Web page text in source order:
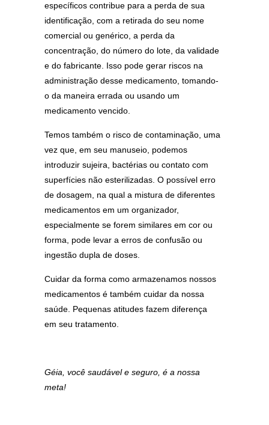
específicos contribue para a perda de sua
identificação, com a retirada do seu nome
comercial ou genérico, a perda da
concentração, do número do lote, da validade
e do fabricante. Isso pode gerar riscos na
administração desse medicamento, tomando-
o da maneira errada ou usando um
medicamento vencido.
Temos também o risco de contaminação, uma
vez que, em seu manuseio, podemos
introduzir sujeira, bactérias ou contato com
superfícies não esterilizadas. O possível erro
de dosagem, na qual a mistura de diferentes
medicamentos em um organizador,
especialmente se forem similares em cor ou
forma, pode levar a erros de confusão ou
ingestão dupla de doses.
Cuidar da forma como armazenamos nossos
medicamentos é também cuidar da nossa
saúde. Pequenas atitudes fazem diferença
em seu tratamento.
Géia, você saudável e seguro, é a nossa
meta!